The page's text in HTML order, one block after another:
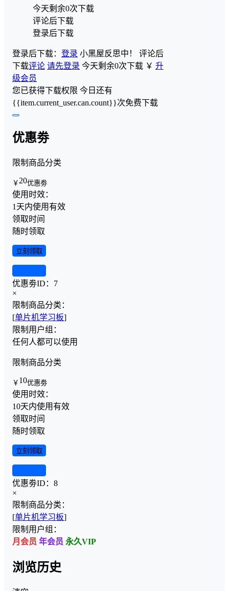
今天剩余0次下载
评论后下载
登录后下载
登录后下载： 登录 小黑屋反思中！ 评论后
下载评论 请先登录 今天剩余0次下载 ￥ 升
级会员
您已获得下载权限 今日还有
{{item.current_user.can.count}}次免费下载
优惠劵
限制商品分类
￥ 20优惠劵
使用时效：
1天内使用有效
领取时间
随时领取
立刻领取
优惠劵ID： 7
×
限制商品分类：
[单片机学习板]
限制用户组：
任何人都可以使用
限制商品分类
￥ 10优惠劵
使用时效：
10天内使用有效
领取时间
随时领取
立刻领取
优惠劵ID： 8
×
限制商品分类：
[单片机学习板]
限制用户组：
月会员 年会员 永久VIP
浏览历史